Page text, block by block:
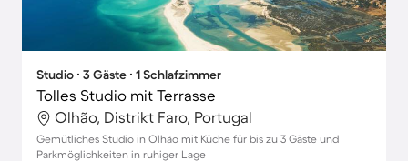
Studio ∙ 3 Gäste ∙ 1 Schlafzimmer
Tolles Studio mit Terrasse
Olhão, Distrikt Faro, Portugal
Gemütliches Studio in Olhão mit Küche für bis zu 3 Gäste und
Parkmöglichkeiten in ruhiger Lage